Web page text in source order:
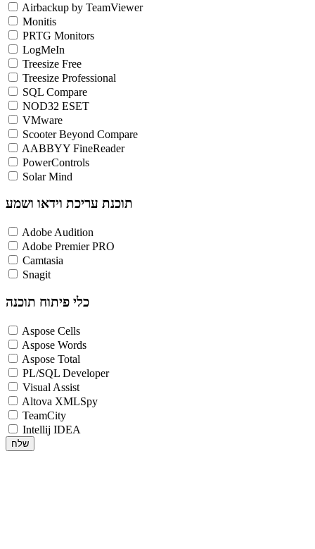
Airbackup by TeamViewer
Monitis
PRTG Monitors
LogMeIn
Treesize Free
Treesize Professional
SQL Compare
NOD32 ESET
VMware
Scooter Beyond Compare
AABBYY FineReader
PowerControls
Solar Mind
תוכנת עריכת וידאו ושמע
Adobe Audition
Adobe Premier PRO
Camtasia
Snagit
כלי פיתוח תוכנה
Aspose Cells
Aspose Words
Aspose Total
PL/SQL Developer
Visual Assist
Altova XMLSpy
TeamCity
Intellij IDEA